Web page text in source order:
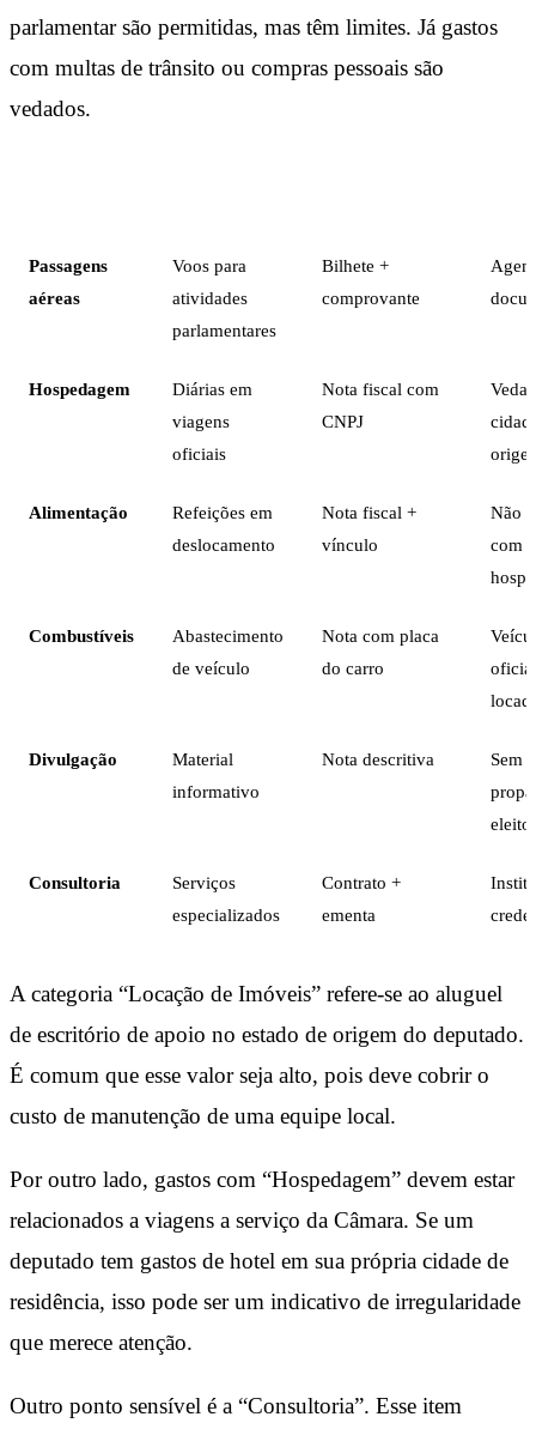
parlamentar são permitidas, mas têm limites. Já gastos
com multas de trânsito ou compras pessoais são
vedados.
Passagens
aéreas
Voos para
atividades
parlamentares
Bilhete +
comprovante
Hospedagem
Diárias em
viagens
oficiais
Nota fiscal com
CNPJ
Alimentação
Refeições em
deslocamento
Nota fiscal +
vínculo
Não
com
Combustíveis
Abastecimento
de veículo
Nota com placa
do carro
Divulgação
Material
informativo
Nota descritiva
Sem
Consultoria
Serviços
especializados
Contrato +
ementa
A categoria “Locação de Imóveis” refere-se ao aluguel
de escritório de apoio no estado de origem do deputado.
É comum que esse valor seja alto, pois deve cobrir o
custo de manutenção de uma equipe local.
Por outro lado, gastos com “Hospedagem” devem estar
relacionados a viagens a serviço da Câmara. Se um
deputado tem gastos de hotel em sua própria cidade de
residência, isso pode ser um indicativo de irregularidade
que merece atenção.
Outro ponto sensível é a “Consultoria”. Esse item